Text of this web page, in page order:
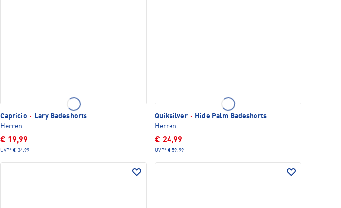
Capricio ·
Lary Badeshorts
Herren
€ 19,99
UVP* € 34,99
Quiksilver ·
Hide Palm Badeshorts
Herren
€ 24,99
UVP* € 59,99